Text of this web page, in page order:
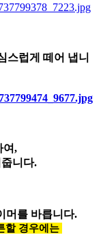
스럽게 떼어 냅니
여,
니다.
머를 바릅니다.
할 경우에는